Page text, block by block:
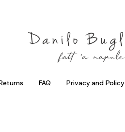
FAQ Privacy and Policy